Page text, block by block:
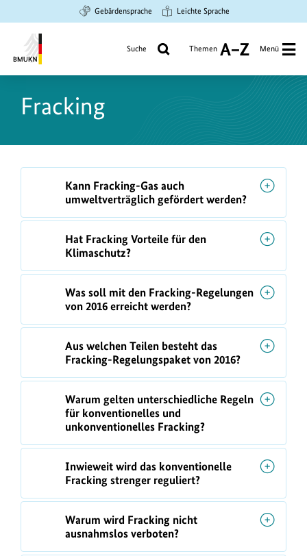
Hauptinhalt
springen
Suche
springen
Hauptnavigation
springen
Gebärdensprache Leichte Sprache
Umwelt,
nukleare
Suche Themen
A
Z
Menü
Fracking
Q
Kann Fracking-Gas auch
umweltverträglich gefördert werden?
Hat Fracking Vorteile für den
Klimaschutz?
Was soll mit den Fracking-Regelungen
von 2016 erreicht werden?
Aus welchen Teilen besteht das
Fracking-Regelungspaket von 2016?
Warum gelten unterschiedliche Regeln
für konventionelles und
unkonventionelles Fracking?
Inwieweit wird das konventionelle
Fracking strenger reguliert?
Warum wird Fracking nicht
ausnahmslos verboten?